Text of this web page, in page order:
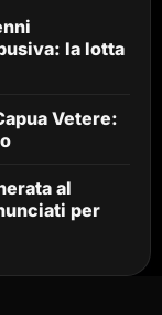
la lotta
Vetere:
al
per